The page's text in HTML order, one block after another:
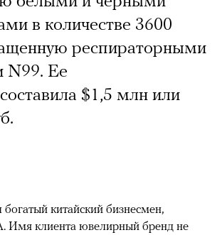
в количестве 3600
респираторными
N99. Ее
$1,5 млн или
богатый китайский бизнесмен,
клиента ювелирный бренд не